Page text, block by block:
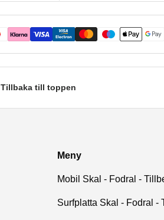
Tillbaka till toppen
Meny
Mobil Skal - Fodral -
Surfplatta Skal - Fodral -